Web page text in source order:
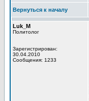
Вернуться к началу
Luk_M
Политолог
Зарегистрирован:
30.04.2010
Сообщения: 1233